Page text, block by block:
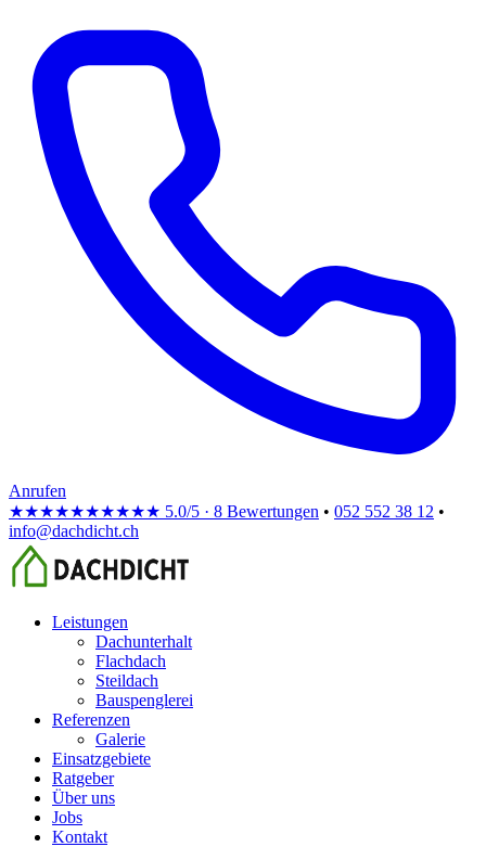
Anrufen
★★★★★★★★★★ 5.0/5 · 8 Bewertungen • 052 552 38 12 •
info@dachdicht.ch
Leistungen
Dachunterhalt
Flachdach
Steildach
Bauspenglerei
Referenzen
Galerie
Einsatzgebiete
Ratgeber
Über uns
Jobs
Kontakt